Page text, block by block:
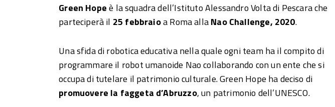
Green Hopeè la squadra dell’Istituto Alessandro Volta di Pescara che
parteciperà il 25 febbraioa Roma allaNao Challenge, 2020.
Una sfida di robotica educativa nella quale ogni team ha il compito di
programmare il robot umanoide Nao collaborando con un ente che si
occupa di tutelare il patrimonio culturale. Green Hope ha deciso di
promuovere la faggeta d’Abruzzo, un patrimonio dell’UNESCO.